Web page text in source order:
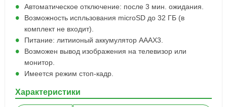
Автоматическое отключение: после 3 мин. ожидания.
Возможность испльзования microSD до 32 ГБ (в
комплект не входит).
Питание: литиионый аккумулятор AAAX3.
Возможен вывод изображения на телевизор или
монитор.
Имеется режим стоп-кадр.
Характеристики